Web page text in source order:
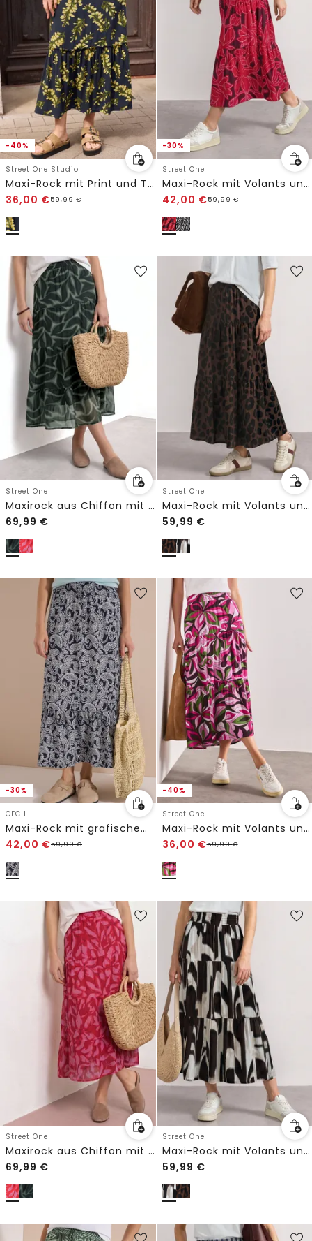
-40%
Street One Studio
Maxi-Rock mit Print und Tape-Detail
36,00 €59,99€
-30%
Street One
Maxi-Rock mit Volants und Print
42,00 €59,99€
Street One
Maxirock aus Chiffon mit Print
69,99 €
Street One
Maxi-Rock mit Volants und Print
59,99 €
-30%
CECIL
Maxi-Rock mit grafischem Muster
42,00 €59,99€
-40%
Street One
Maxi-Rock mit Volants und Print
36,00 €59,99€
Street One
Maxirock aus Chiffon mit Print
69,99 €
Street One
Maxi-Rock mit Volants und Print
59,99 €